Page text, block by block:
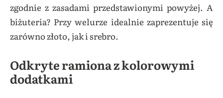
zgodnie z zasadami przedstawionymi powyżej. A
biżuteria? Przy welurze idealnie zaprezentuje się
zarówno złoto, jak i srebro.
Odkryte ramiona z kolorowymi
dodatkami